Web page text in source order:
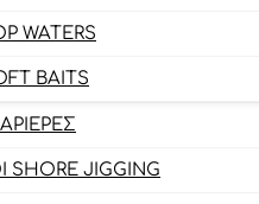
WATERS
BAITS
JIGGING